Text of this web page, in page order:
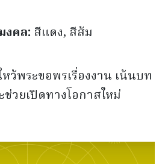
งคล: สีแดง, สีส้ม
ไหว้พระขอพรเรื่องงาน เน้นบท
วยเปิดทางโอกาสใหม่